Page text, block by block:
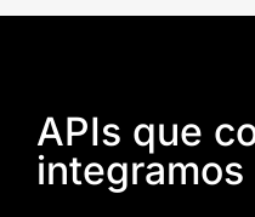
APIs que
integramos